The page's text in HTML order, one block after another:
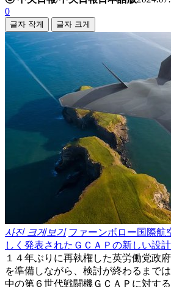
0
글자 작게 글자 크게
사진 크게보기 ファーンボロー国際航
しく発表されたＧＣＡＰの新しい設
１４年ぶりに再執権した英労働党政
を準備しながら、検討が終わるまで
中の第６世代戦闘機ＧＣＡＰに対す